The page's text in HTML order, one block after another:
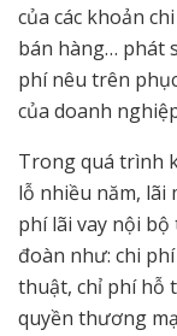
của các khoản
bán hàng… phát
phí nêu trên
của doanh
Trong quá trình
lỗ nhiều năm, lãi
phí lãi vay nội
đoàn như: chi
thuật, chỉ phí hỗ
quyền thương